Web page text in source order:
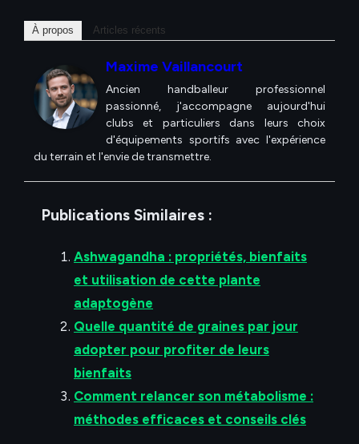
À propos Articles récents
Maxime Vaillancourt
Ancien handballeur professionnel
passionné, j'accompagne aujourd'hui
clubs et particuliers dans leurs choix
d'équipements sportifs avec l'expérience
du terrain et l'envie de transmettre.
Publications Similaires :
Ashwagandha : propriétés, bienfaits
et utilisation de cette plante
adaptogène
Quelle quantité de graines par jour
adopter pour profiter de leurs
bienfaits
Comment relancer son métabolisme :
méthodes efficaces et conseils clés